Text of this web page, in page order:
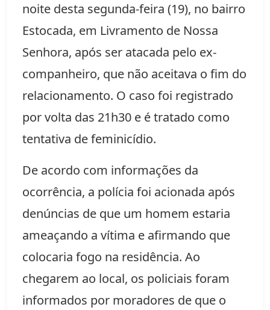
noite desta segunda-feira (19), no bairro
Estocada, em Livramento de Nossa
Senhora, após ser atacada pelo ex-
companheiro, que não aceitava o fim do
relacionamento. O caso foi registrado
por volta das 21h30 e é tratado como
tentativa de feminicídio.
De acordo com informações da
ocorrência, a polícia foi acionada após
denúncias de que um homem estaria
ameaçando a vítima e afirmando que
colocaria fogo na residência. Ao
chegarem ao local, os policiais foram
informados por moradores de que o